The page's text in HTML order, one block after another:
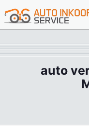
auto